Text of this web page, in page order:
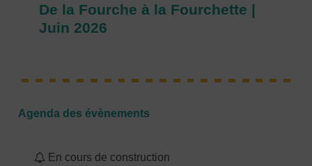
De la Fourche à la Fourchette |
Juin 2026
Agenda des évènements
En cours de construction